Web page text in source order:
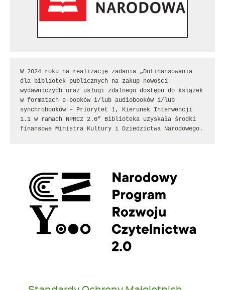
W 2024 roku na realizację zadania „Dofinansowania
dla bibliotek publicznych na zakup nowości
wydawniczych oraz usługi zdalnego dostępu do książek
w formatach e-booków i/lub audiobooków i/lub
synchrobooków – Priorytet 1, Kierunek Interwencji
1.1 w ramach NPRCz 2.0” Biblioteka uzyskała środki
finansowe Ministra Kultury i Dziedzictwa Narodowego.